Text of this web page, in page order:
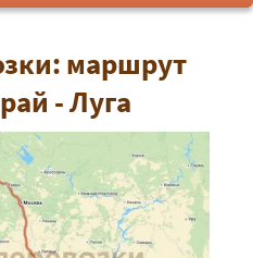
маршрут
- Луга